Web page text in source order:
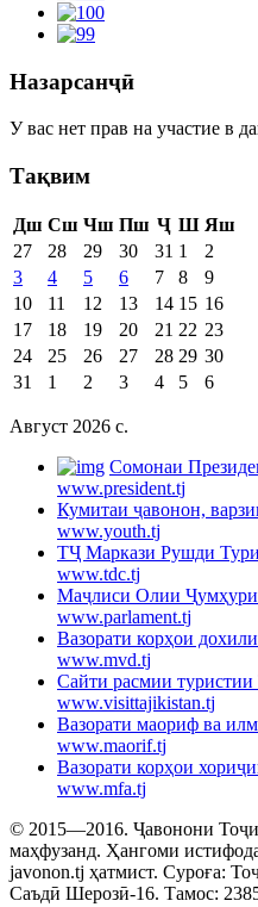
Назарсанҷӣ
У вас нет прав на участие в
Тақвим
Дш Сш Чш Пш Ҷ Ш Яш
27
28 29 30 31 1
2
3
4 5 6 7 8
9
10
11 12 13 14 15 16
17
18 19 20 21 22 23
24
25 26 27 28 29 30
31
1 2 3 4 5 6
Август 2026 c.
Cомонаи
www.president.tj
Кумитаи ҷавонон,
www.youth.tj
ТҶ Маркази Рушди
www.tdc.tj
Маҷлиси Олии
www.parlament.tj
Вазорати корҳои
www.mvd.tj
Сайти расмии туристии
www.visittajikistan.tj
Вазорати маориф ва
www.maorif.tj
Вазорати корҳои
www.mfa.tj
© 2015—2016. Ҷавонони
маҳфузанд. Ҳангоми
javonon.tj ҳатмист. Суроға:
Саъдӣ Шерозӣ-16. Тамос: